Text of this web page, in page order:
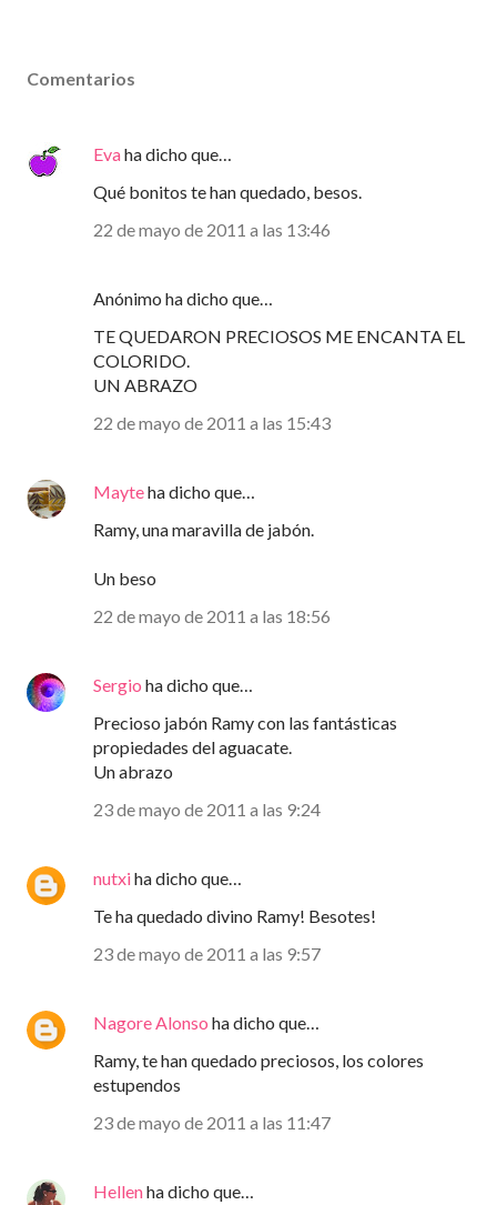
Comentarios
Evaha dicho que…
Qué bonitos te han quedado, besos.
22 de mayo de 2011 a las 13:46
Anónimo ha dicho que…
TE QUEDARON PRECIOSOS ME ENCANTA EL
COLORIDO.
UN ABRAZO
22 de mayo de 2011 a las 15:43
Mayteha dicho que…
Ramy, una maravilla de jabón.
Un beso
22 de mayo de 2011 a las 18:56
Sergio ha dicho que…
Precioso jabón Ramy con las fantásticas
propiedades del aguacate.
Un abrazo
23 de mayo de 2011 a las 9:24
nutxiha dicho que…
Te ha quedado divino Ramy! Besotes!
23 de mayo de 2011 a las 9:57
Nagore Alonso ha dicho que…
Ramy, te han quedado preciosos, los colores
estupendos
23 de mayo de 2011 a las 11:47
Hellenha dicho que…